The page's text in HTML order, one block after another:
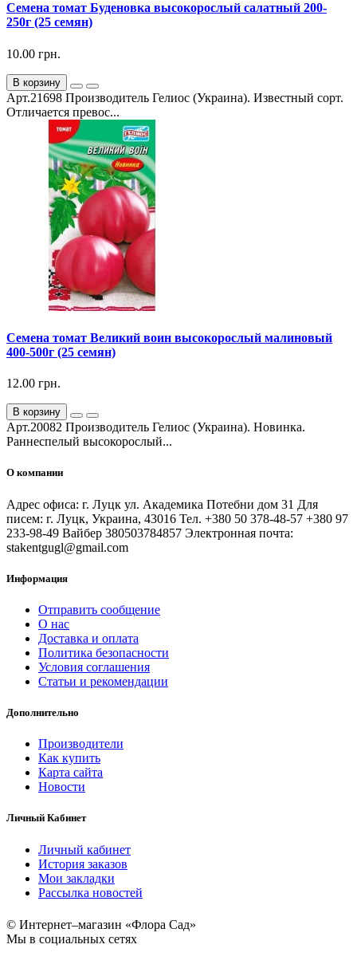
Семена томат Буденовка высокорослый салатный 200-
250г (25 семян)
10.00 грн.
В корзину
Арт.21698 Производитель Гелиос (Украина). Известный сорт.
Отличается превос...
Семена томат Великий воин высокорослый малиновый
400-500г (25 семян)
12.00 грн.
В корзину
Арт.20082 Производитель Гелиос (Украина). Новинка.
Раннеспелый высокорослый...
О компании
Адрес офиса: г. Луцк ул. Академика Потебни дом 31 Для
писем: г. Луцк, Украина, 43016 Тел. +380 50 378-48-57 +380 97
233-98-49 Вайбер 380503784857 Электронная почта:
stakentgugl@gmail.com
Информация
Отправить сообщение
О нас
Доставка и оплата
Политика безопасности
Условия соглашения
Статьи и рекомендации
Дополнительно
Производители
Как купить
Карта сайта
Новости
Личный Кабинет
Личный кабинет
История заказов
Мои закладки
Рассылка новостей
© Интернет–магазин «Флора Сад»
Мы в социальных сетях